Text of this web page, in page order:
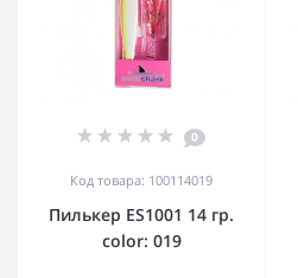
0
Код товара: 100114019
Пилькер ES1001 14 гр.
color: 019